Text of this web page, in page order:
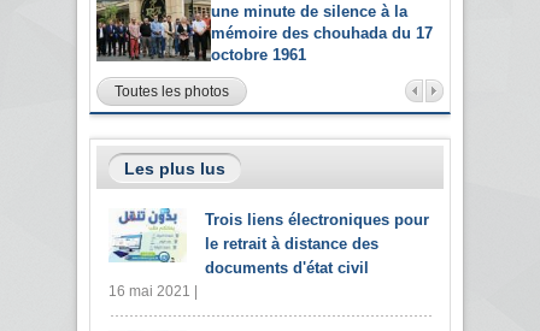
une minute de silence à la
mémoire des chouhada du 17
octobre 1961
Toutes les photos
Les plus lus
Trois liens électroniques pour
le retrait à distance des
documents d'état civil
16 mai 2021 |